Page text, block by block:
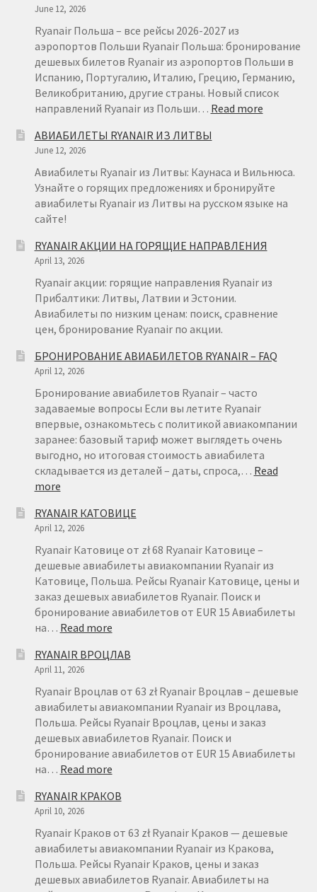
ОТ
€
29
June 12, 2026
Ryanair Польша – все рейсы 2026-2027 из
аэропортов Польши Ryanair Польша: бронирование
дешевых билетов Ryanair из аэропортов Польши в
Испанию, Португалию, Италию, Грецию, Германию,
Великобританию, другие страны. Новый список
направлений Ryanair из Польши… Read more:
АВИАБИЛЕТЫ RYANAIR ИЗ ЛИТВЫ
June 12, 2026
Авиабилеты Ryanair из Литвы: Каунаса и Вильнюса.
Узнайте о горящих предложениях и бронируйте
авиабилеты Ryanair из Литвы на русском языке на
сайте!
RYANAIR АКЦИИ НА ГОРЯЩИЕ НАПРАВЛЕНИЯ
April 13, 2026
Ryanair акции: горящие направления Ryanair из
Прибалтики: Литвы, Латвии и Эстонии.
Авиабилеты по низким ценам: поиск, сравнение
цен, бронирование Ryanair по акции.
БРОНИРОВАНИЕ АВИАБИЛЕТОВ RYANAIR – FAQ
April 12, 2026
Бронирование авиабилетов Ryanair – часто
задаваемые вопросы Если вы летите Ryanair
впервые, ознакомьтесь с политикой авиакомпании
заранее: базовый тариф может выглядеть очень
выгодно, но итоговая стоимость авиабилета
складывается из деталей – даты, спроса,… Read
more:
АВИАБИЛЕТОВ
RYANAIR
–
FAQ
RYANAIR КАТОВИЦЕ
April 12, 2026
Ryanair Катовице от zł 68 Ryanair Катовице –
дешевые авиабилеты авиакомпании Ryanair из
Катовице, Польша. Рейсы Ryanair Катовице, цены и
заказ дешевых авиабилетов Ryanair. Поиск и
бронирование авиабилетов от EUR 15 Авиабилеты
на… Read more:
КАТОВИЦЕ
RYANAIR ВРОЦЛАВ
April 11, 2026
Ryanair Вроцлав от 63 zł Ryanair Вроцлав – дешевые
авиабилеты авиакомпании Ryanair из Вроцлава,
Польша. Рейсы Ryanair Вроцлав, цены и заказ
дешевых авиабилетов Ryanair. Поиск и
бронирование авиабилетов от EUR 15 Авиабилеты
на… Read more:
ВРОЦЛАВ
RYANAIR КРАКОВ
April 10, 2026
Ryanair Краков от 63 zł Ryanair Краков — дешевые
авиабилеты авиакомпании Ryanair из Кракова,
Польша. Рейсы Ryanair Краков, цены и заказ
дешевых авиабилетов Ryanair. Авиабилеты на